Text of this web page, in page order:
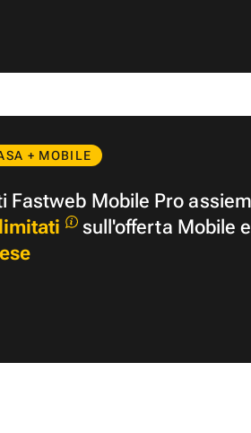
+ MOBILE
Fastweb Mobile Pro
sull'offerta Mobile e